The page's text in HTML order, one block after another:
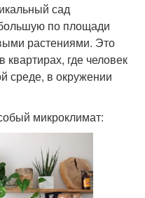
сад
по площади
растениями. Это
где человек
среде, в окружении
микроклимат: